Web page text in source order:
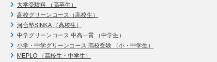
大学受験科 （高卒生）
高校グリーンコース（高校生）
河合塾SINKA （高校生）
中学グリーンコース 中高一貫 （中学生）
小学・中学グリーンコース 高校受験 （小・中学生）
MEPLO （高校生・中学生）